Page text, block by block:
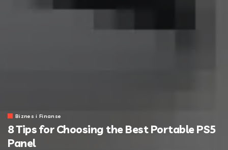
Biznes i Finanse
8 Tips for Choosing the Best Portable PS5
Panel